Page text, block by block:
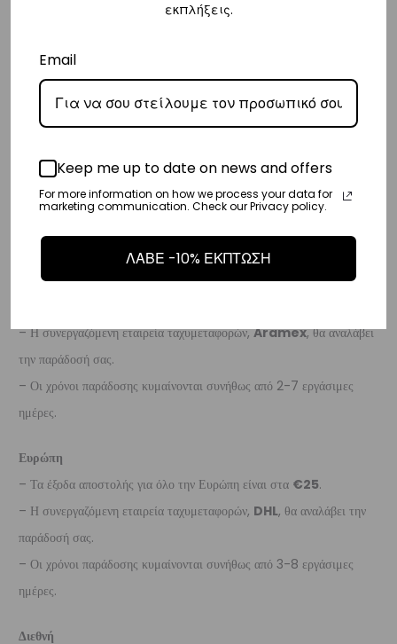
εντός Ελλάδας για παραγγελίες
αποστολής στα€3.
– Η συνεργαζόμενη εταιρεία ταχυμεταφορών,Courier Center
αναλάβει την παράδοσή σας.
ημέρες.
– Προσφέρουμε επίσης αντικαταβολή για παραγγελίες σε όλη την
Ελλάδα με extra χρέωση €2.
Κύπρος
– Η συνεργαζόμενη εταιρεία ταχυμεταφορών,Aramex, θα αναλάβει
την παράδοσή σας.
– Οι χρόνοι παράδοσης κυμαίνονται συνήθως από 2-7 εργάσιμες
ημέρες.
Ευρώπη
– Τα έξοδα αποστολής για όλο την Ευρώπη είναι στα €25.
– Η συνεργαζόμενη εταιρεία ταχυμεταφορών, DHL, θα αναλάβει την
παράδοσή σας.
– Οι χρόνοι παράδοσης κυμαίνονται συνήθως από 3-8 εργάσιμες
ημέρες.
Διεθνή
εκπλήξεις.
Email
Keep me up to date on news and offers
For more information on how we process your data for
marketing communication. Check our Privacy policy.
ΛΑΒΕ -10% ΕΚΠΤΩΣΗ